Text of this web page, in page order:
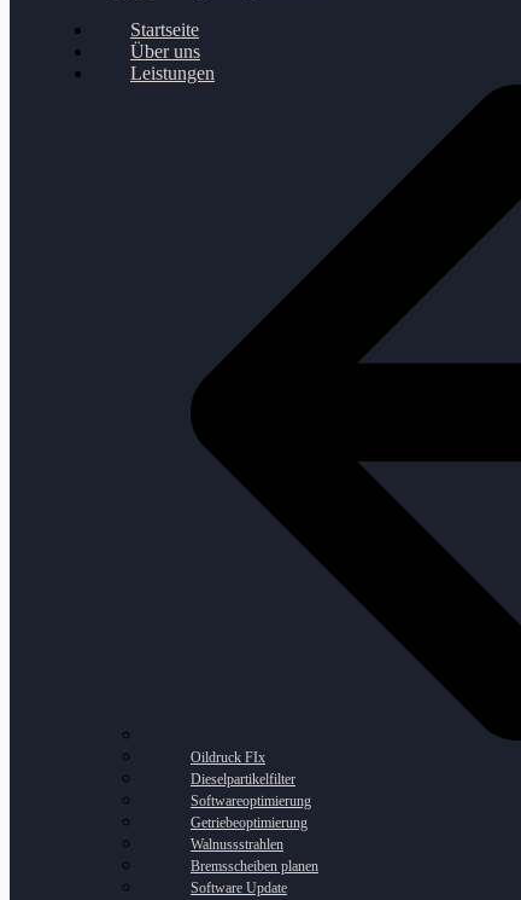
Startseite
Über uns
Leistungen
Oildruck FIx
Dieselpartikelfilter
Softwareoptimierung
Getriebeoptimierung
Walnussstrahlen
Bremsscheiben planen
Software Update